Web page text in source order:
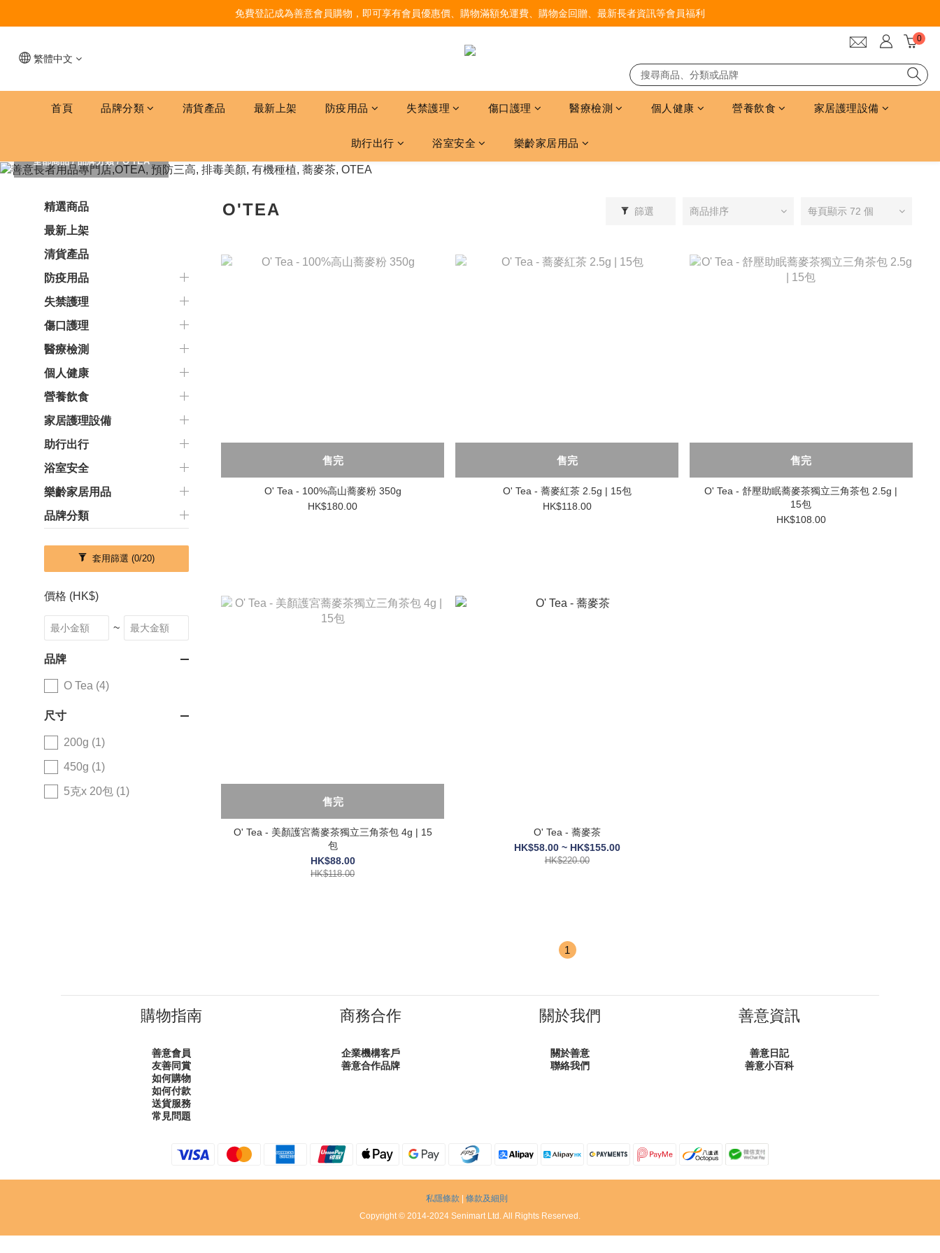
免費登記成為善意會員購物，即可享有會員優惠價、購物滿額免運費、購物金回贈、最新長者資訊等會員福利
繁體中文
首頁 品牌分類 清貨產品 最新上架 防疫用品 失禁護理 傷口護理 醫療檢測 個人健康 營養飲食 家居護理設備
助行出行 浴室安全 樂齡家居用品
全部商品/品牌分類/O'TEA
精選商品
最新上架
清貨產品
防疫用品
失禁護理
傷口護理
醫療檢測
個人健康
營養飲食
家居護理設備
助行出行
浴室安全
樂齡家居用品
品牌分類
套用篩選 (0/20)
價格 (HK$)
~
品牌
O Tea (4)
尺寸
200g (1)
450g (1)
5克x 20包 (1)
O'TEA 篩選 商品排序 每頁顯示 72 個
售完
O' Tea - 100%高山蕎麥粉 350g
HK$180.00
售完
O' Tea - 蕎麥紅茶 2.5g | 15包
HK$118.00
售完
O' Tea - 舒壓助眠蕎麥茶獨立三角茶包 2.5g |
15包
HK$108.00
售完
O' Tea - 美顏護宮蕎麥茶獨立三角茶包 4g | 15
包
HK$88.00
HK$118.00
O' Tea - 蕎麥茶
HK$58.00 ~ HK$155.00
HK$220.00
1
購物指南
善意會員
友善同賞
如何購物
如何付款
送貨服務
常見問題
商務合作
企業機構客戶
善意合作品牌
關於我們
關於善意
聯絡我們
善意資訊
善意日記
善意小百科
私隱條款
條款及細則
Copyright © 2014-2024 Senimart Ltd. All Rights Reserved.